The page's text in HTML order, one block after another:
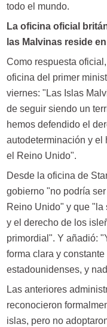
todo el mundo.
La oficina oficial
las Malvinas reside
Como respuesta
oficina del primer
viernes: "Las Islas
de seguir siendo un
hemos defendido el
autodeterminación y el
el Reino Unido".
Desde la oficina de
gobierno "no podría
Reino Unido" y que
y el derecho de los
primordial". Y añadió:
forma clara y
estadounidenses, y
Las anteriores
reconocieron
islas, pero no